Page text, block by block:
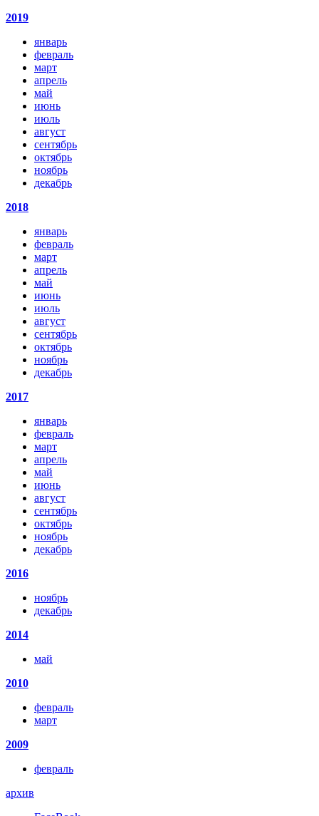
2019
январь
февраль
март
апрель
май
июнь
июль
август
сентябрь
октябрь
ноябрь
декабрь
2018
январь
февраль
март
апрель
май
июнь
июль
август
сентябрь
октябрь
ноябрь
декабрь
2017
январь
февраль
март
апрель
май
июнь
август
сентябрь
октябрь
ноябрь
декабрь
2016
ноябрь
декабрь
2014
май
2010
февраль
март
2009
февраль
архив